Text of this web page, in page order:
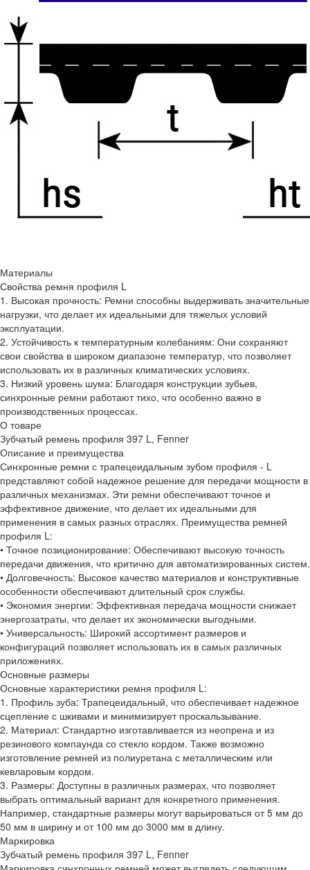
Материалы
Свойства ремня профиля L
1. Высокая прочность: Ремни способны выдерживать значительные
нагрузки, что делает их идеальными для тяжелых условий
эксплуатации.
2. Устойчивость к температурным колебаниям: Они сохраняют
свои свойства в широком диапазоне температур, что позволяет
использовать их в различных климатических условиях.
3. Низкий уровень шума: Благодаря конструкции зубьев,
синхронные ремни работают тихо, что особенно важно в
производственных процессах.
О товаре
Зубчатый ремень профиля 397 L, Fenner
Описание и преимущества
Синхронные ремни с трапецеидальным зубом профиля - L
представляют собой надежное решение для передачи мощности в
различных механизмах. Эти ремни обеспечивают точное и
эффективное движение, что делает их идеальными для
применения в самых разных отраслях. Преимущества ремней
профиля L:
• Точное позиционирование: Обеспечивают высокую точность
передачи движения, что критично для автоматизированных систем.
• Долговечность: Высокое качество материалов и конструктивные
особенности обеспечивают длительный срок службы.
• Экономия энергии: Эффективная передача мощности снижает
энергозатраты, что делает их экономически выгодными.
• Универсальность: Широкий ассортимент размеров и
конфигураций позволяет использовать их в самых различных
приложениях.
Основные размеры
Основные характеристики ремня профиля L:
1. Профиль зуба: Трапецеидальный, что обеспечивает надежное
сцепление с шкивами и минимизирует проскальзывание.
2. Материал: Стандартно изготавливается из неопрена и из
резинового компаунда со стекло кордом. Также возможно
изготовление ремней из полиуретана с металлическим или
кевларовым кордом.
3. Размеры: Доступны в различных размерах, что позволяет
выбрать оптимальный вариант для конкретного применения.
Например, стандартные размеры могут варьироваться от 5 мм до
50 мм в ширину и от 100 мм до 3000 мм в длину.
Маркировка
Зубчатый ремень профиля 397 L, Fenner